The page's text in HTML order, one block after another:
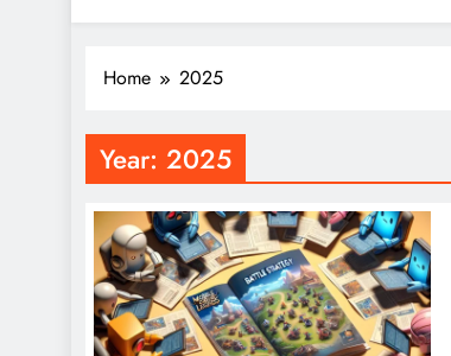
Home 2025
Year: 2025